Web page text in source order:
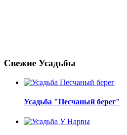
Свежие Усадьбы
Усадьба "Песчаный берег"